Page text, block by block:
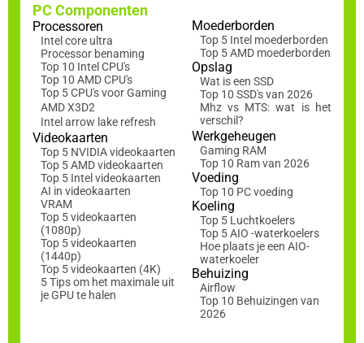
PC Componenten
Processoren
Intel core ultra
Processor benaming
Top 10 Intel CPU's
Top 10 AMD CPU's
Top 5 CPU's voor Gaming
AMD X3D2
Intel arrow lake refresh
Videokaarten
Top 5 NVIDIA videokaarten
Top 5 AMD videokaarten
Top 5 Intel videokaarten
AI in videokaarten
VRAM
Top 5 videokaarten
(1080p)
Top 5 videokaarten
(1440p)
Top 5 videokaarten (4K)
5 Tips om het maximale uit
je GPU te halen
Moederborden
Top 5 Intel moederborden
Top 5 AMD moederborden
Opslag
Wat is een SSD
Top 10 SSD's van 2026
Mhz vs MTS: wat is het
verschil?
Werkgeheugen
Gaming RAM
Top 10 Ram van 2026
Voeding
Top 10 PC voeding
Koeling
Top 5 Luchtkoelers
Top 5 AIO -waterkoelers
Hoe plaats je een AIO-
waterkoeler
Behuizing
Airflow
Top 10 Behuizingen van
2026